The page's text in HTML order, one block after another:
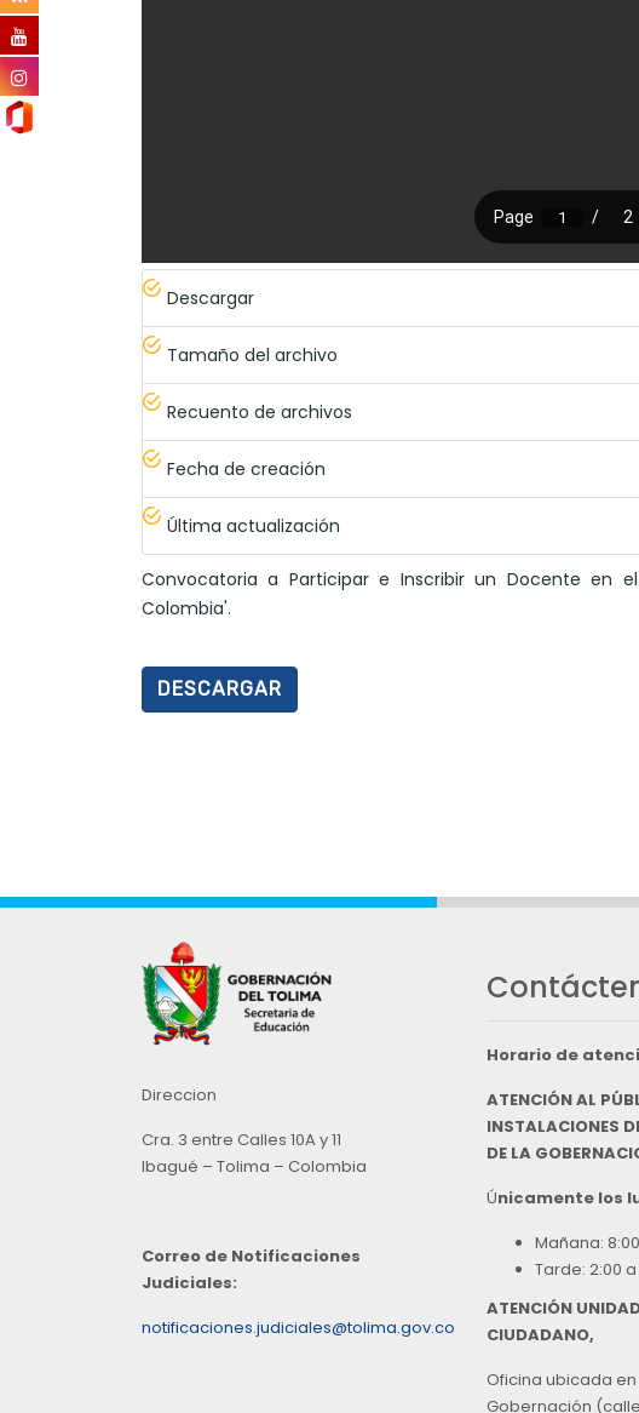
Descargar
Tamaño del archivo
Recuento de archivos
Fecha de creación
Última actualización
Convocatoria a Participar e Inscribir un Docente en
Colombia'.
DESCARGAR
Direccion
Cra. 3 entre Calles 10A y 11
Ibagué – Tolima – Colombia
Correo de Notificaciones
Judiciales:
notificaciones.judiciales@tolima.gov.co
Horario de
ATENCIÓN AL
INSTALACIONES
DE LA
Únicamente los
Mañana:
Tarde: 2:00
ATENCIÓN
CIUDADANO,
Oficina ubicada
Gobernación (calle